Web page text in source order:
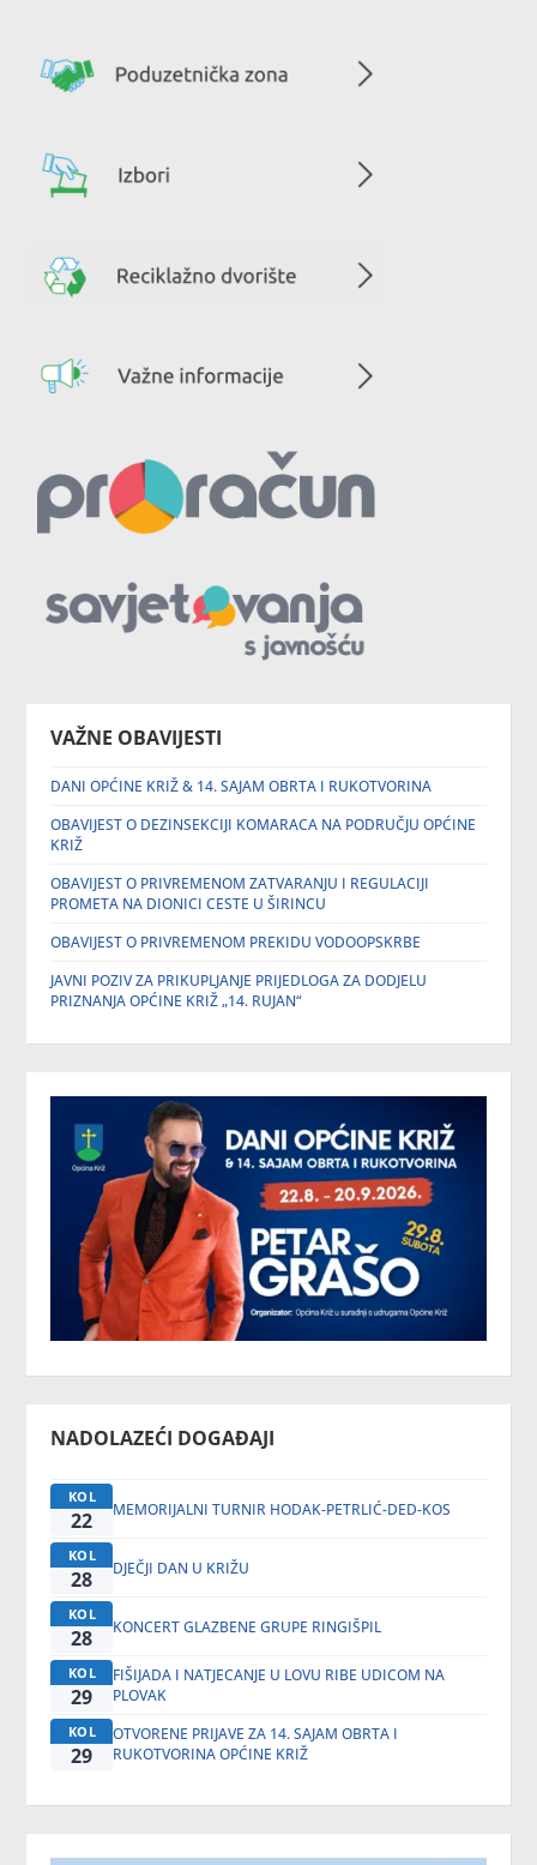
VAŽNE OBAVIJESTI
DANI OPĆINE KRIŽ & 14. SAJAM OBRTA I RUKOTVORINA
OBAVIJEST O DEZINSEKCIJI KOMARACA NA PODRUČJU OPĆINE
KRIŽ
OBAVIJEST O PRIVREMENOM ZATVARANJU I REGULACIJI
PROMETA NA DIONICI CESTE U ŠIRINCU
OBAVIJEST O PRIVREMENOM PREKIDU VODOOPSKRBE
JAVNI POZIV ZA PRIKUPLJANJE PRIJEDLOGA ZA DODJELU
PRIZNANJA OPĆINE KRIŽ „14. RUJAN“
NADOLAZEĆI DOGAĐAJI
KOL
22 MEMORIJALNI TURNIR HODAK-PETRLIĆ-DED-KOS
KOL
28 DJEČJI DAN U KRIŽU
KOL
28 KONCERT GLAZBENE GRUPE RINGIŠPIL
KOL
29
FIŠIJADA I NATJECANJE U LOVU RIBE UDICOM NA
PLOVAK
KOL
29
OTVORENE PRIJAVE ZA 14. SAJAM OBRTA I
RUKOTVORINA OPĆINE KRIŽ